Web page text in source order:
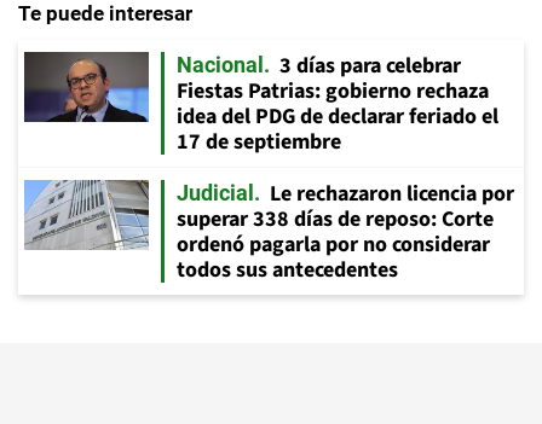
Te puede interesar
Nacional
3 días para celebrar
Fiestas Patrias: gobierno rechaza
idea del PDG de declarar feriado el
17 de septiembre
Judicial
Le rechazaron licencia por
superar 338 días de reposo: Corte
ordenó pagarla por no considerar
todos sus antecedentes